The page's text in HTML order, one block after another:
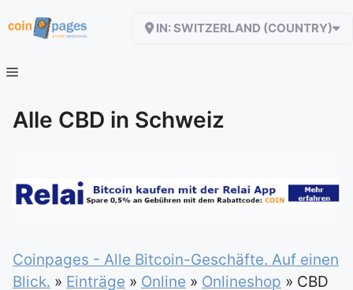
Inhalt
IN: SWITZERLAND (COUNTRY)
Alle CBD in Schweiz
Coinpages - Alle Bitcoin-Geschäfte. Auf einen
Blick. » Einträge » Online » Onlineshop » CBD